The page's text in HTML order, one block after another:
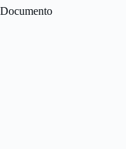
ú
Documento